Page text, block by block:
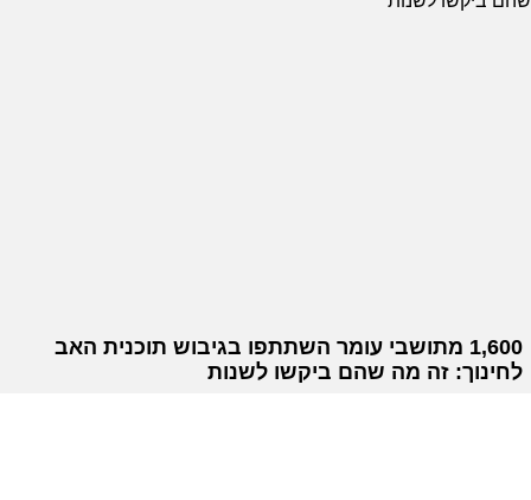
1,600 מתושבי עומר השתתפו בגיבוש תוכנית האב
לחינוך: זה מה שהם ביקשו לשנות